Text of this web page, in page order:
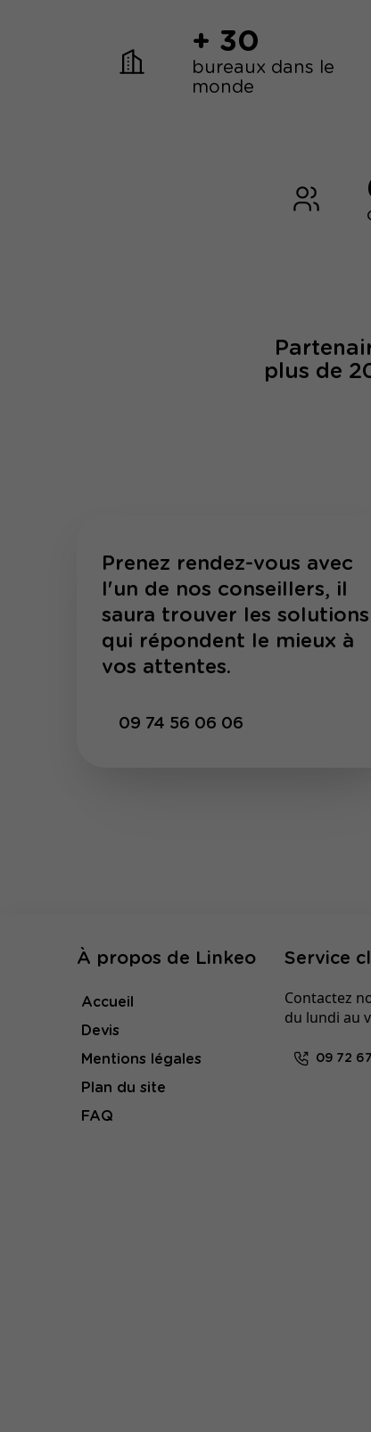
+ 30
bureaux dans le
monde
plus de
Prenez rendez-vous avec
l'un de nos conseillers, il
saura trouver les solutions
qui répondent le mieux à
vos attentes.
09 74 56 06 06
À propos de Linkeo
Accueil
Devis
Mentions légales
Plan du site
FAQ
Service
Contactez
du lundi au
09 72